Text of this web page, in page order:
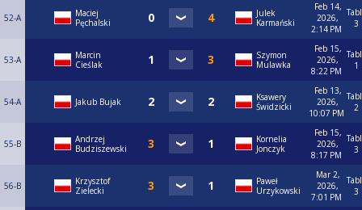
52-A
Maciej
Pęchalski
Julek
Karmański
Feb 14,
2026,
2:14 PM
3
53-A
Marcin
Cieślak
Szymon
Mulawka
Feb 15,
2026,
8:22 PM
1
54-A Jakub Bujak
Ksawery
Świdzicki
Feb 13,
2026,
10:07 PM
2
55-B
Andrzej
Budziszewski
Kornelia
Jonczyk
Feb 15,
2026,
8:17 PM
3
56-B
Krzysztof
Zielecki
Paweł
Urzykowski
Mar 2,
2026,
7:01 PM
3